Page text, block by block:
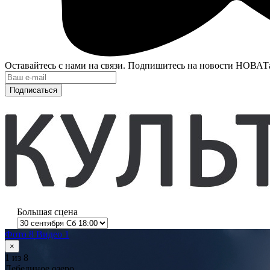
Оставайтесь с нами на связи. Подпишитесь на новости
Подписаться
Большая сцена
Фото 8 Видео 1
×
1 из 8